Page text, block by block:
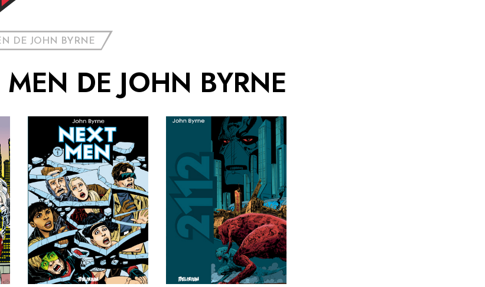
DE JOHN BYRNE
DE JOHN BYRNE
Next Men – Vol. 1
Collection :
Genre :
Parution :
Prix : 26€
2112
Collection :
Genre :
Parution :
Prix : 15€